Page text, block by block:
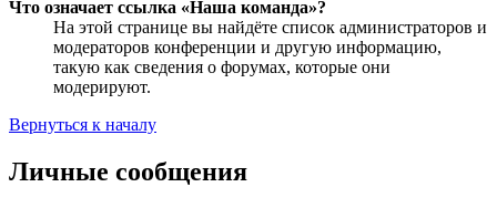
Что означает ссылка «Наша команда»?
На этой странице вы найдёте список администраторов и
модераторов конференции и другую информацию,
такую как сведения о форумах, которые они
модерируют.
Вернуться к началу
Личные сообщения